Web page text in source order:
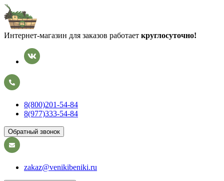
Интернет-магазин для заказов работает круглосуточно!
8(800)201-54-84
8(977)333-54-84
Обратный звонок
zakaz@venikibeniki.ru